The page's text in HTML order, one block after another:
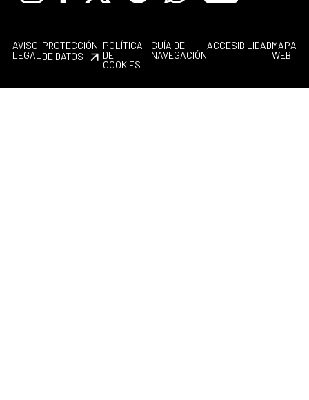
AVISO
LEGAL
PROTECCIÓN
DE DATOS
POLÍTICA
DE
COOKIES
GUÍA DE
NAVEGACIÓN
ACCESIBILIDADMAPA
WEB